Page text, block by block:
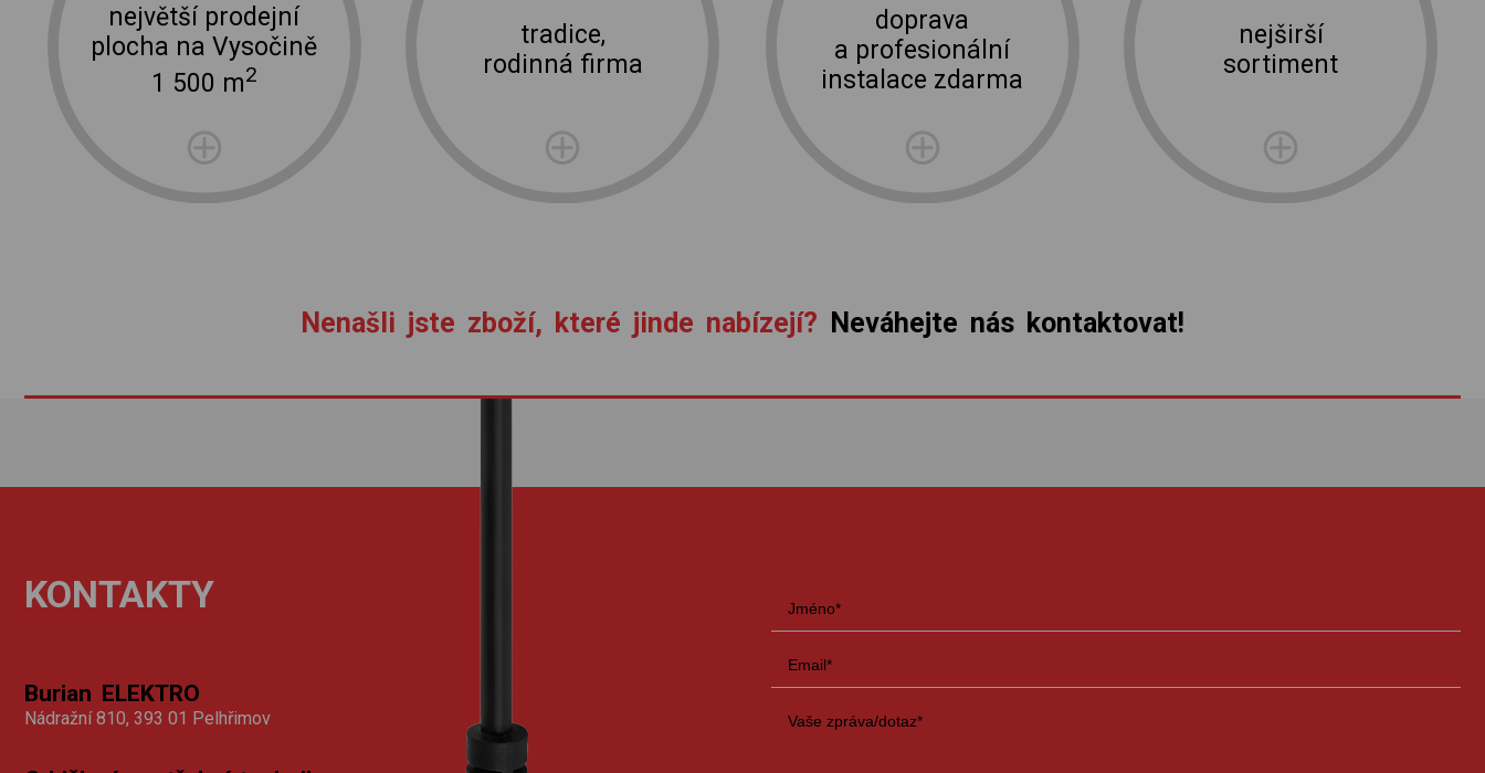
největší prodejní
plocha na Vysočině
1 500 m2
tradice,
rodinná firma
doprava
a profesionální
instalace zdarma
nejširší
sortiment
Nenašli jste zboží, které jinde nabízejí? Neváhejte nás kontaktovat!
KONTAKTY
Burian ELEKTRO
Nádražní 810, 393 01 Pelhřimov